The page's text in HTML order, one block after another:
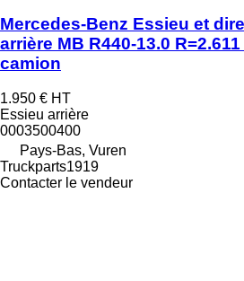
Mercedes-Benz Essieu et
arrière MB R440-13.0
camion
1.950 € HT
Essieu arrière
0003500400
Pays-Bas, Vuren
Truckparts1919
Contacter le vendeur